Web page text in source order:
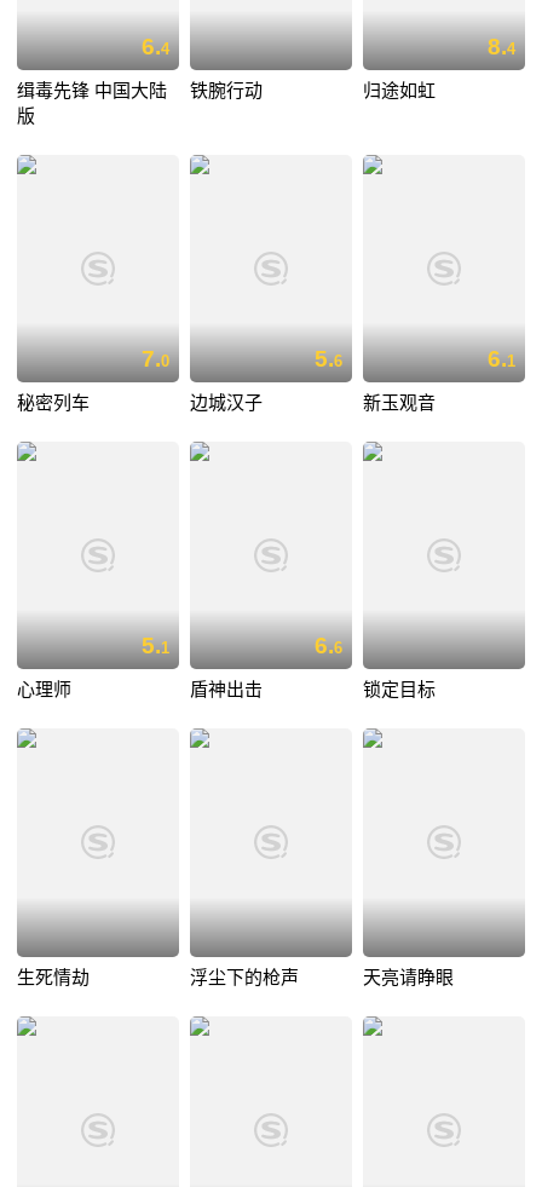
6.4
缉毒先锋 中国大陆
版
铁腕行动
8.4
归途如虹
7.0
秘密列车
5.6
边城汉子
6.1
新玉观音
5.1
心理师
6.6
盾神出击 锁定目标
生死情劫 浮尘下的枪声 天亮请睁眼